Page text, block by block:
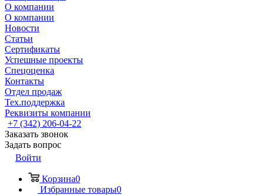
О компании
О компании
Новости
Статьи
Сертификаты
Успешные проекты
Спецоценка
Контакты
Отдел продаж
Тех.поддержка
Реквизиты компании
+7 (342) 206-04-22
Заказать звонок
Задать вопрос
Войти
Корзина0
Избранные товары0